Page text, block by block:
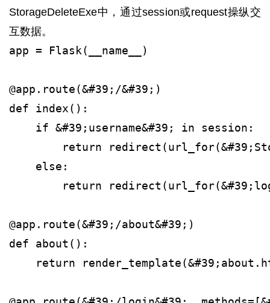
StorageDeleteExe中，通过session或request操纵交
互数据。
app = Flask(__name__)
@app.route(&#39;/&#39;)
def index():
    if &#39;username&#39; in session:
return
    else:
return
@app.route(&#39;/about&#39;)
def about():
return